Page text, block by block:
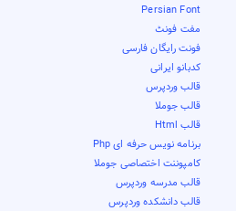
Persian Font
مفت فونٹ
فونت رایگان فارسی
کدبانو ایرانی
قالب وردپرس
قالب جوملا
قالب Html
برنامه نویس حرفه ای Php
کامپوننت اختصاصی جوملا
قالب مدرسه وردپرس
قالب دانشکده وردپرس